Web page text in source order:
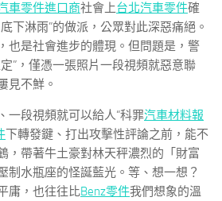
車零件進口商社會上台北汽車零件確
下淋雨”的做派，公眾對此深惡痛絕。
也是社會進步的體現。但問題是，警
”，僅憑一張照片一段視頻就惡意聯
見不鮮。
一段視頻就可以給人“科罪汽車材料報
下轉發鍵、打出攻擊性評論之前，能不
，帶著牛土豪對林天秤濃烈的「財富
制水瓶座的怪誕藍光。等、想一想？
庸，也往往比Benz零件我們想象的溫